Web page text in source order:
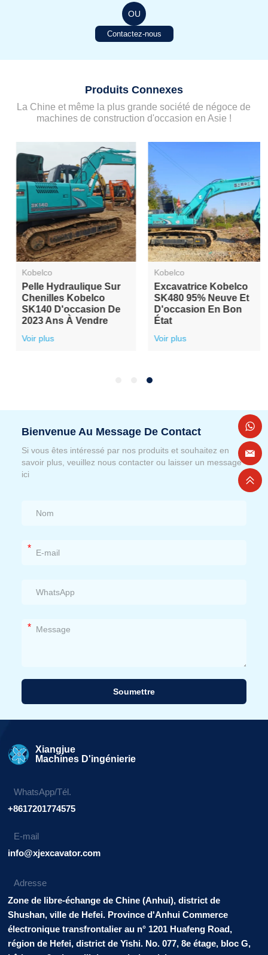
OU
Contactez-nous
Produits Connexes
La Chine et même la plus grande société de négoce de
machines de construction d'occasion en Asie !
Kobelco
Pelle Hydraulique Sur
Chenilles Kobelco
SK140 D'occasion De
2023 Ans À Vendre
Voir plus
Kobelco
Excavatrice Kobelco
SK480 95% Neuve Et
D'occasion En Bon
État
Voir plus
Bienvenue Au Message De Contact
Si vous êtes intéressé par nos produits et souhaitez en
savoir plus, veuillez nous contacter ou laisser un message
ici
*
*
Soumettre
Xiangjue
Machines D'ingénierie
WhatsApp/Tél.
+8617201774575
E-mail
info@xjexcavator.com
Adresse
Zone de libre-échange de Chine (Anhui), district de
Shushan, ville de Hefei. Province d'Anhui Commerce
électronique transfrontalier au n° 1201 Huafeng Road,
région de Hefei, district de Yishi. No. 077, 8e étage, bloc G,